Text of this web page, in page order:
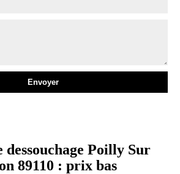
Poilly Sur
89110 : prix bas